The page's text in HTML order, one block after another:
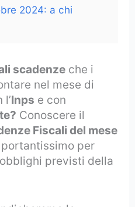
2024: a chi
scadenze che i
nel mese di
l’Inps e con
Conoscere il
Fiscali del mese
per
previsti della